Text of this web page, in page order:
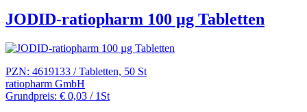
JODID-ratiopharm 100 µg Tabletten
PZN: 4619133 / Tabletten, 50 St
ratiopharm GmbH
Grundpreis: € 0,03 / 1St